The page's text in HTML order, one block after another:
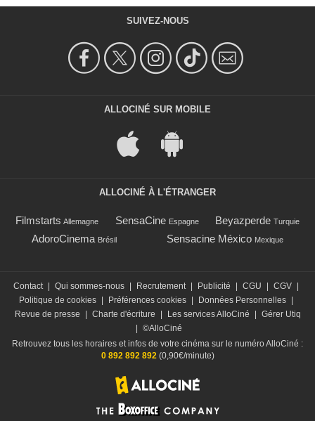
SUIVEZ-NOUS
ALLOCINÉ SUR MOBILE
ALLOCINÉ À L'ÉTRANGER
Filmstarts Allemagne SensaCine Espagne Beyazperde Turquie
AdoroCinema Brésil Sensacine México Mexique
Contact Qui sommes-nous Recrutement Publicité CGU CGV
Politique de cookies
Préférences cookies Données Personnelles
Revue de presse
Charte d'écriture Les services AlloCiné
Gérer Utiq
©AlloCiné
Retrouvez tous les horaires et infos de votre cinéma sur le numéro AlloCiné :
0 892 892 892(0,90€/minute)